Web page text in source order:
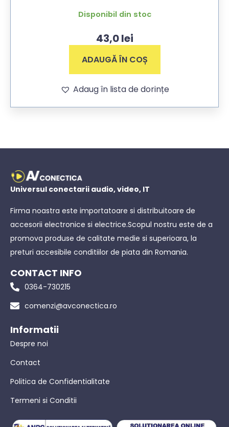
Disponibil din stoc
43,0lei
ADAUGĂ ÎN COȘ
Adaug în lista de dorințe
Universul conectarii audio, video, IT
Firma noastra este importatoare si distribuitoare de
accesorii electronice si electrice.Scopul nostru este de a
promova produse de calitate medie si superioara, la
preturi accesibile conditiilor de piata din Romania.
CONTACT INFO
0364-730215
comenzi@avconectica.ro
Informatii
Despre noi
Contact
Politica de Confidentialitate
Termeni si Conditii